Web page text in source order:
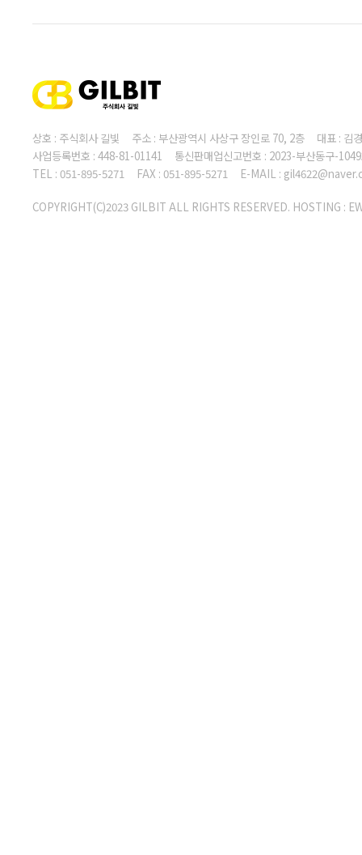
상호 : 주식회사 길빛 주소 : 부산광역시 사상구 장인로 70, 2층 대표 : 김
사업등록번호 : 448-81-01141 통신판매업신고번호 : 2023-부산동구-
TEL : 051-895-5271 FAX : 051-895-5271 E-MAIL :
COPYRIGHT(C)2023 GILBIT ALL RIGHTS RESERVED. HOSTING :